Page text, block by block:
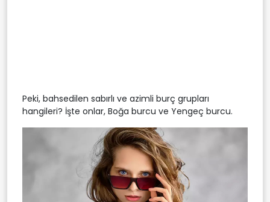
Peki, bahsedilen sabırlı ve azimli burç grupları
hangileri? İşte onlar, Boğa burcu ve Yengeç burcu.